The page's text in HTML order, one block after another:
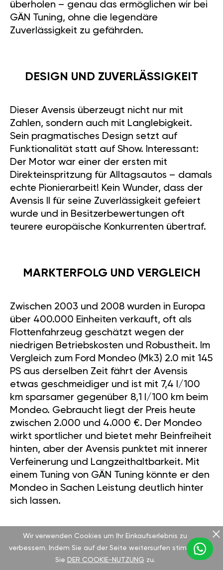
überholen – genau das ermöglichen wir bei
GÄN Tuning, ohne die legendäre
Zuverlässigkeit zu gefährden.
DESIGN UND ZUVERLÄSSIGKEIT
Dieser Avensis überzeugt nicht nur mit
Zahlen, sondern auch mit Langlebigkeit.
Sein pragmatisches Design setzt auf
Funktionalität statt auf Show. Interessant:
Der Motor war einer der ersten mit
Direkteinspritzung für Alltagsautos – damals
echte Pionierarbeit! Kein Wunder, dass der
Avensis II für seine Zuverlässigkeit gefeiert
wurde und in Besitzerbewertungen oft
teurere europäische Konkurrenten übertraf.
MARKTERFOLG UND VERGLEICH
Zwischen 2003 und 2008 wurden in Europa
über 400.000 Einheiten verkauft, oft als
Flottenfahrzeug geschätzt wegen der
niedrigen Betriebskosten und Robustheit. Im
Vergleich zum Ford Mondeo (Mk3) 2.0 mit 145
PS aus derselben Zeit fährt der Avensis
etwas geschmeidiger und ist mit 7,4 l/100
km sparsamer gegenüber 8,1 l/100 km beim
Mondeo. Gebraucht liegt der Preis heute
zwischen 2.000 und 4.000 €. Der Mondeo
wirkt sportlicher und bietet mehr Beinfreiheit
hinten, aber der Avensis punktet mit innerer
Verfeinerung und Langzeithaltbarkeit. Mit
einem Tuning von GÄN Tuning könnte er den
Mondeo in Sachen Leistung deutlich hinter
sich lassen.
LEISTUNGSSTEIGERUNG MIT GÄN
TUNING
Wir verwenden Cookies um Ihr Einkaufserlebnis zu
verbessern. Indem Sie auf der Seite weitersurfen stimmen
Sie DER COOKIE-NUTZUNG zu.